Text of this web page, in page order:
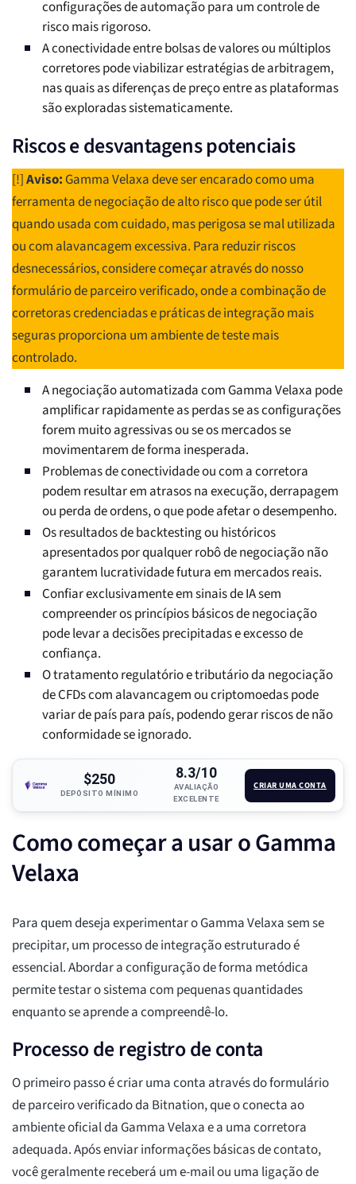
configurações de automação para um controle de
risco mais rigoroso.
A conectividade entre bolsas de valores ou múltiplos
corretores pode viabilizar estratégias de arbitragem,
nas quais as diferenças de preço entre as plataformas
são exploradas sistematicamente.
Riscos e desvantagens potenciais
[!]Aviso: Gamma Velaxa deve ser encarado como uma
ferramenta de negociação de alto risco que pode ser útil
quando usada com cuidado, mas perigosa se mal utilizada
ou com alavancagem excessiva. Para reduzir riscos
desnecessários, considere começar através do nosso
formulário de parceiro verificado, onde a combinação de
corretoras credenciadas e práticas de integração mais
seguras proporciona um ambiente de teste mais
controlado.
A negociação automatizada com Gamma Velaxa pode
amplificar rapidamente as perdas se as configurações
forem muito agressivas ou se os mercados se
movimentarem de forma inesperada.
Problemas de conectividade ou com a corretora
podem resultar em atrasos na execução, derrapagem
ou perda de ordens, o que pode afetar o desempenho.
Os resultados de backtesting ou históricos
apresentados por qualquer robô de negociação não
garantem lucratividade futura em mercados reais.
Confiar exclusivamente em sinais de IA sem
compreender os princípios básicos de negociação
pode levar a decisões precipitadas e excesso de
confiança.
O tratamento regulatório e tributário da negociação
de CFDs com alavancagem ou criptomoedas pode
variar de país para país, podendo gerar riscos de não
conformidade se ignorado.
$250
DEPÓSITO MÍNIMO
8.3/10
AVALIAÇÃO
EXCELENTE
CRIAR UMA CONTA
Como começar a usar o Gamma
Velaxa
Para quem deseja experimentar o Gamma Velaxa sem se
precipitar, um processo de integração estruturado é
essencial. Abordar a configuração de forma metódica
permite testar o sistema com pequenas quantidades
enquanto se aprende a compreendê-lo.
Processo de registro de conta
O primeiro passo é criar uma conta através do formulário
de parceiro verificado da Bitnation, que o conecta ao
ambiente oficial da Gamma Velaxa e a uma corretora
adequada. Após enviar informações básicas de contato,
você geralmente receberá um e-mail ou uma ligação de